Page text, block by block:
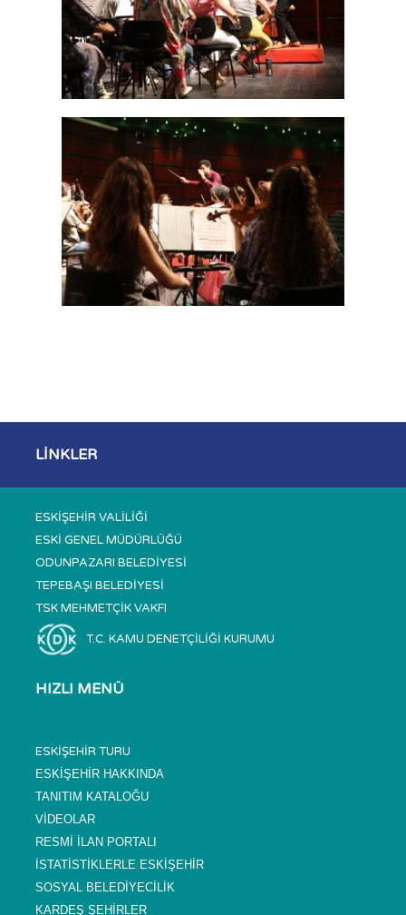
LİNKLER
ESKİŞEHİR VALİLİĞİ
ESKİ GENEL MÜDÜRLÜĞÜ
ODUNPAZARI BELEDİYESİ
TEPEBAŞI BELEDİYESİ
TSK MEHMETÇİK VAKFI
T.C. KAMU DENETÇİLİĞİ KURUMU
HIZLI MENÜ
ESKİŞEHİR TURU
ESKİŞEHİR HAKKINDA
TANITIM KATALOĞU
VİDEOLAR
RESMİ İLAN PORTALI
İSTATİSTİKLERLE ESKİŞEHİR
SOSYAL BELEDİYECİLİK
KARDEŞ ŞEHİRLER